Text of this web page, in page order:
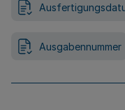
Ausgabennummer